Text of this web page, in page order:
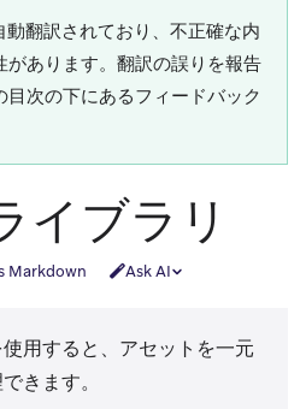
翻訳されており、不正確な内
あります。翻訳の誤りを報告
次の下にあるフィードバック
イブラリ
Markdown Ask AI
用すると、アセットを一元
きます。